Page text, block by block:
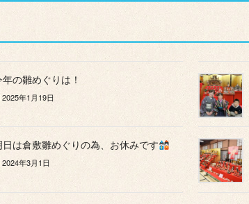
年の雛めぐりは！
2025年1月19日
日は倉敷雛めぐりの為、お休みです
2024年3月1日